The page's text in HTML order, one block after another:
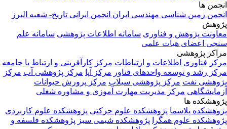
انجمن ها
انجمن زمین شناسی مهندسی ایران انجمن ایرانی تاریخ- شعبه البرز
پژوهش
معاونت پژوهش و فناوری سامانه اطلاعات پژوهشی سامانه علم
سنجی اعضای هیات علمی
مراکز پژوهشی
مرکز فناوری اطلاعات و ارتباطات مرکز کارآفرینی و ارتباط با جامعه
مرکز رشد و توسعه واحدهای فناور مرکز آپا مرکز پژوهشی آب مرکز
پژوهشی نفت مرکز پژوهشی سیلاب مرکز پرورش حیوانات
آزمایشگاهی مرکز مدیریت مهارت آموزی و مشاوره شغلی
پژوهشکده ها
پژوهشکده پلاسما پژوهشکده علوم حرکتی پژوهشکده علوم کاربردی
پژوهشکده علوم همگرا
پژوهشکده شیمی سبز پژوهشکده فلسفه و